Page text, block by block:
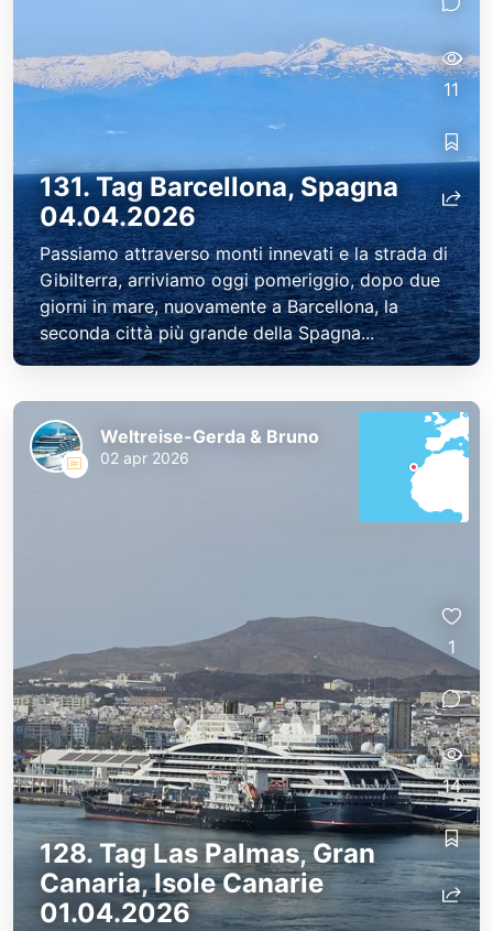
131. Tag Barcellona, Spagna
04.04.2026
Passiamo attraverso monti innevati e la strada di
Gibilterra, arriviamo oggi pomeriggio, dopo due
giorni in mare, nuovamente a Barcellona, la
seconda città più grande della Spagna...
11
128. Tag Las Palmas, Gran
Canaria, Isole Canarie
01.04.2026
Weltreise-Gerda & Bruno
02 apr 2026
1
14